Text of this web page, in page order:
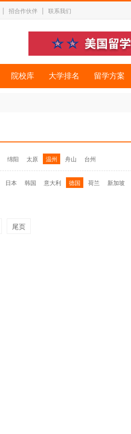
| 招合作伙伴 | 联系我们
院校库 大学排名 留学方案
绵阳 太原 温州 舟山 台州
日本 韩国 意大利 德国 荷兰 新加坡
尾页